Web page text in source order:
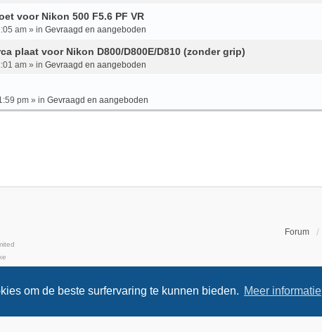
om de beste surfervaring te kunnen bieden. Meer informatie
voor Nikon 500 F5.6 PF VR
am » in Gevraagd en aangeboden
plaat voor Nikon D800/D800E/D810 (zonder grip)
am » in Gevraagd en aangeboden
pm » in Gevraagd en aangeboden
Forum